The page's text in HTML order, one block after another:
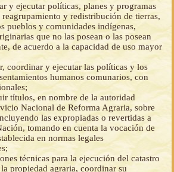
y ejecutar políticas, planes y programas
y redistribución de tierras,
pueblos y comunidades indígenas,
que no las posean o las posean
de acuerdo a la capacidad de uso mayor
coordinar y ejecutar las políticas y los
humanos comunarios, con
títulos, en nombre de la autoridad
Nacional de Reforma Agraria, sobre
las expropiadas o revertidas a
tomando en cuenta la vocación de
en normas legales
técnicas para la ejecución del catastro
propiedad agraria, coordinar su